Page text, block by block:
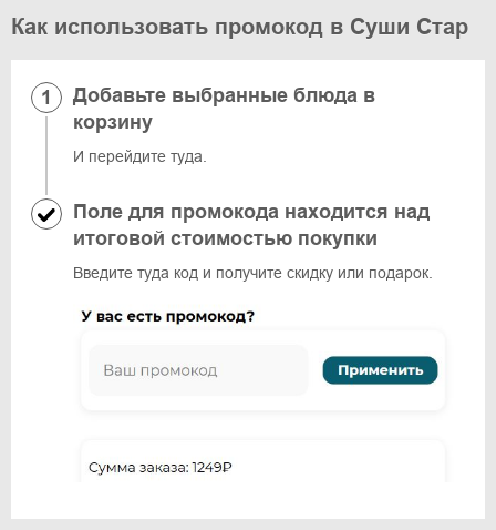
Как использовать промокод в Суши Стар
Добавьте выбранные блюда в
корзину
И перейдите туда.
Поле для промокода находится над
итоговой стоимостью покупки
Введите туда код и получите скидку или подарок.